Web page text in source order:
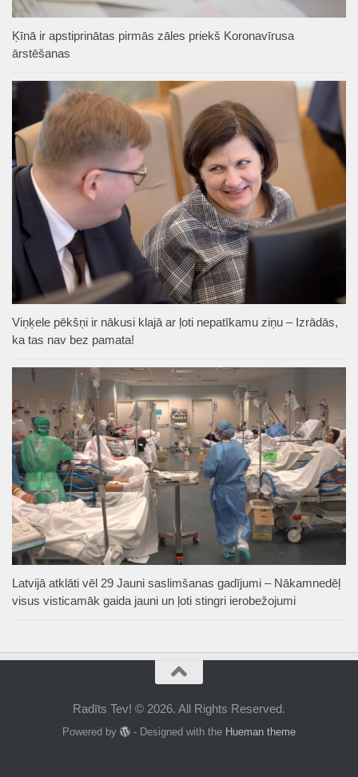
Ķīnā ir apstiprinātas pirmās zāles priekš Koronavīrusa
ārstēšanas
Viņķele pēkšņi ir nākusi klajā ar ļoti nepatīkamu ziņu – Izrādās,
ka tas nav bez pamata!
Latvijā atklāti vēl 29 Jauni saslimšanas gadījumi – Nākamnedēļ
visus visticamāk gaida jauni un ļoti stingri ierobežojumi
Radīts Tev! © 2026. All Rights Reserved.
Powered by - Designed with the Hueman theme